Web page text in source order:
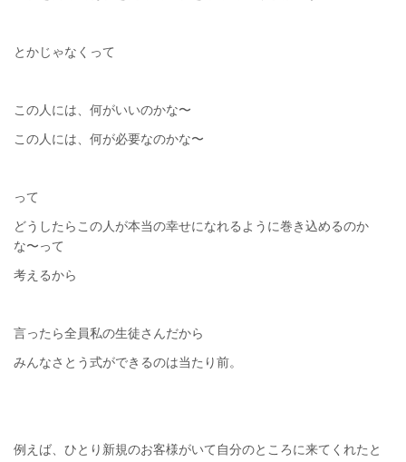
とかじゃなくって
この人には、何がいいのかな〜
この人には、何が必要なのかな〜
って
どうしたらこの人が本当の幸せになれるように巻き込めるのか
な〜って
考えるから
言ったら全員私の生徒さんだから
みんなさとう式ができるのは当たり前。
例えば、ひとり新規のお客様がいて自分のところに来てくれたと